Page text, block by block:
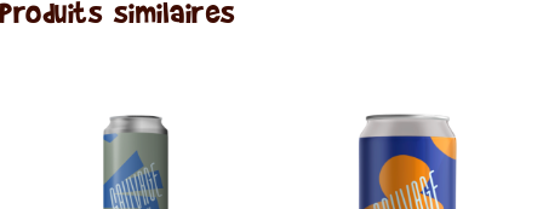
Produits similaires